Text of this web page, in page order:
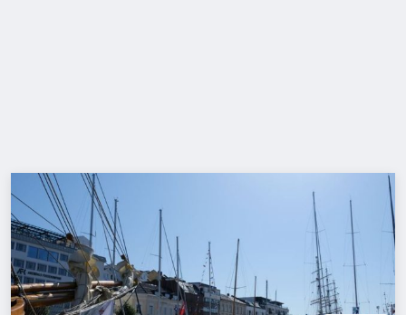
Bærekraft
Digitalisering
Eiendom